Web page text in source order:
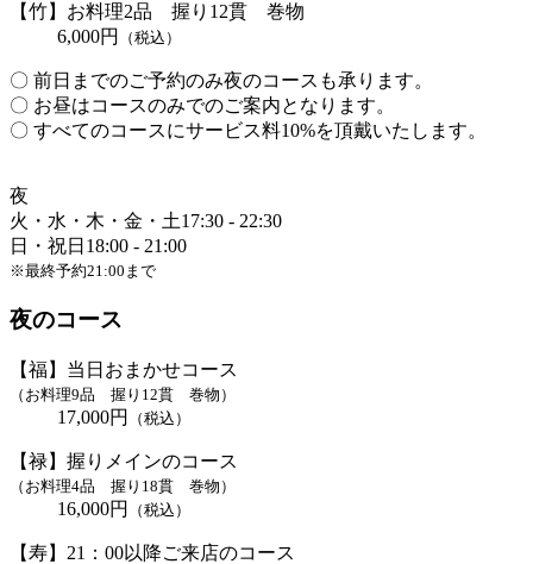
【竹】お料理2品 握り12貫 巻物
6,000円
（税込）
〇 前日までのご予約のみ夜のコースも承ります。
〇 お昼はコースのみでのご案内となります。
〇 すべてのコースにサービス料10%を頂戴いたします。
夜
火・水・木・金・土17:30 - 22:30
日・祝日 18:00 - 21:00
※最終予約21:00まで
夜のコース
【福】当日おまかせコース
（お料理9品 握り12貫 巻物）
17,000円 （税込）
【禄】握りメインのコース
（お料理4品 握り18貫 巻物）
16,000円 （税込）
【寿】21：00以降ご来店のコース